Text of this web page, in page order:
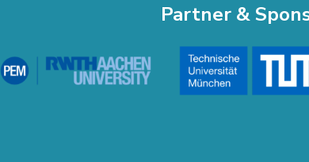
Partner &